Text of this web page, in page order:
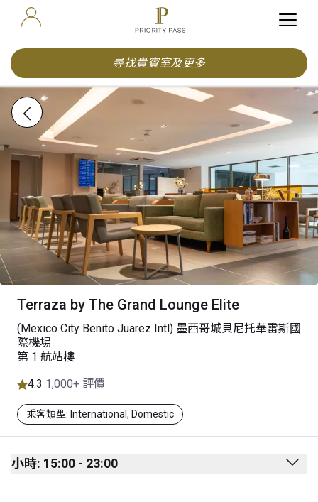
尋找貴賓室及更多
Terraza by The Grand Lounge Elite
(Mexico City Benito Juarez Intl) 墨西哥城貝尼托華雷斯國
際機場
第 1 航站樓
4.3 1,000+ 評價
乘客類型: International, Domestic
小時: 15:00 - 23:00
Monday 15:00 - 23:00